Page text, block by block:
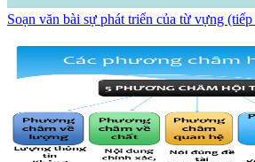
Soạn văn bài sự phát triển của từ vựng